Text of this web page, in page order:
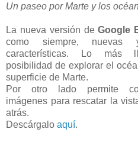
Un paseo por Marte y los
La nueva versión deGoogle
como siempre, nuevas
características. Lo más
posibilidad de explorar el
superficie de Marte.
Por otro lado permite
imágenes para rescatar la
atrás.
Descárgalo aquí.